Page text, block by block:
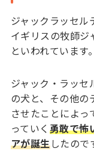
ジャックラッセル
イギリスの牧師ジ
といわれています。
ジャック・ラッセ
の犬と、その他
させたことによ
っていく 勇敢で怖
アが誕生したので